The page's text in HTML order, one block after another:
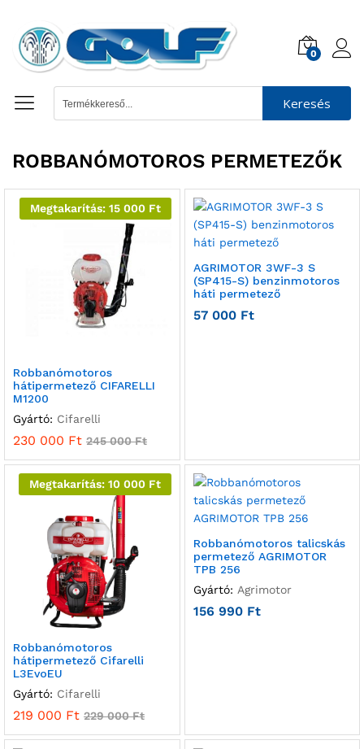
0
Keresés
ROBBANÓMOTOROS PERMETEZŐK
Megtakarítás: 15 000 Ft
Robbanómotoros
hátipermetező CIFARELLI
M1200
Gyártó: Cifarelli
230 000 Ft 245 000Ft
AGRIMOTOR 3WF-3 S
(SP415-S) benzinmotoros
háti permetező
57 000 Ft
Megtakarítás: 10 000 Ft
Robbanómotoros
hátipermetező Cifarelli
L3EvoEU
Gyártó: Cifarelli
219 000 Ft 229 000Ft
Robbanómotoros talicskás
permetező AGRIMOTOR
TPB 256
Gyártó: Agrimotor
156 990 Ft